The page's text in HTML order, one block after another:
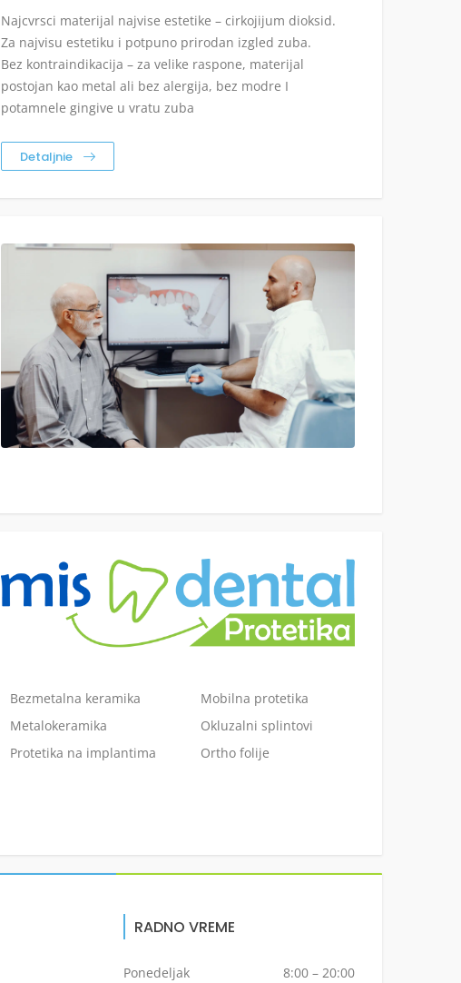
Najcvrsci materijal najvise estetike – cirkojijum dioksid.
Za najvisu estetiku i potpuno prirodan izgled zuba.
Bez kontraindikacija – za velike raspone, materijal
postojan kao metal ali bez alergija, bez modre I
potamnele gingive u vratu zuba
Detaljnie
Bezmetalna keramika
Metalokeramika
Protetika na implantima
Mobilna protetika
Okluzalni splintovi
Ortho folije
RADNO VREME
Ponedeljak 8:00 – 20:00